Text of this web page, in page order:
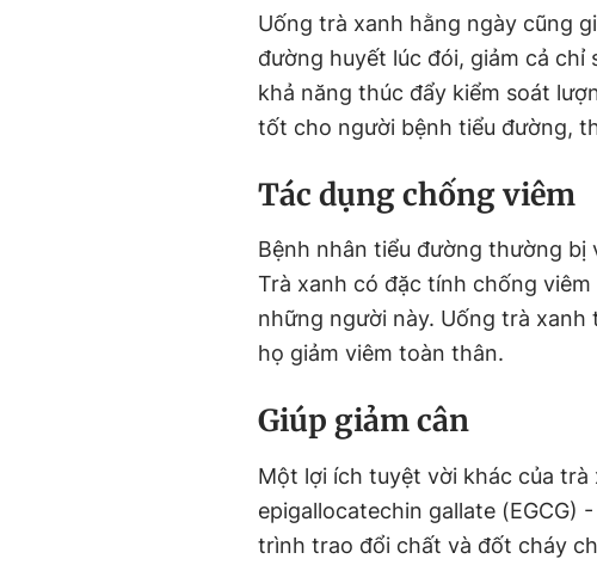
Uống trà xanh hằng ngày cũng
đường huyết lúc đói, giảm cả chỉ
khả năng thúc đẩy kiểm soát
tốt cho người bệnh tiểu đường,
Tác dụng chống viêm
Bệnh nhân tiểu đường thường bị
Trà xanh có đặc tính chống
những người này. Uống trà
họ giảm viêm toàn thân.
Giúp giảm cân
Một lợi ích tuyệt vời khác của trà
epigallocatechin gallate
trình trao đổi chất và đốt cháy